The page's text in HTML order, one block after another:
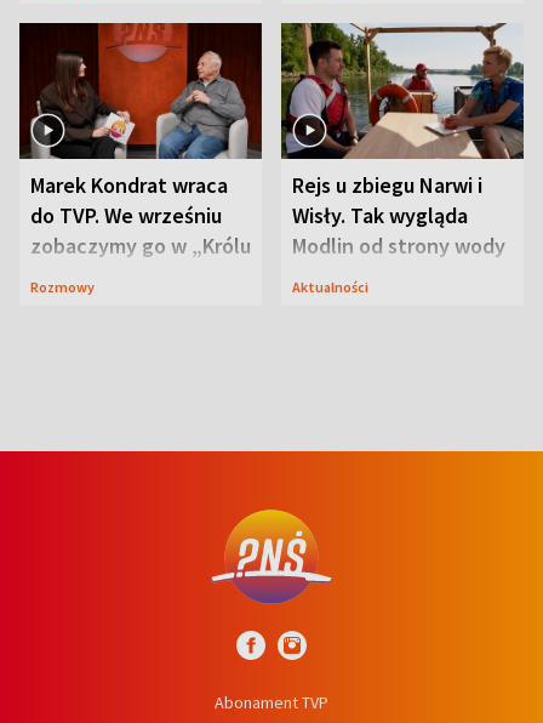
Marek Kondrat wraca
do TVP. We wrześniu
zobaczymy go w „Królu
Maciusiu I”
Rozmowy
Rejs u zbiegu Narwi i
Wisły. Tak wygląda
Modlin od strony wody
Aktualności
Abonament TVP